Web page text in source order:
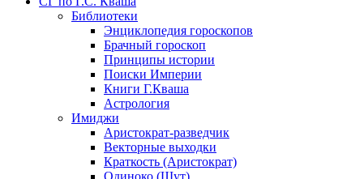
Библиотеки
Энциклопедия гороскопов
Брачный гороскоп
Принципы истории
Поиски Империи
Книги Г.Кваша
Астрология
Имиджи
Аристократ-разведчик
Векторные выходки
Краткость (Аристократ)
Одиноко (Шут)